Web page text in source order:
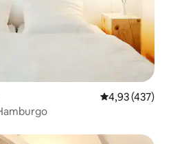
4,93 de uma
4,93 (437)